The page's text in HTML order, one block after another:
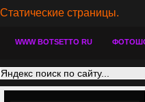
Статические страницы.
WWW BOTSETTO RU